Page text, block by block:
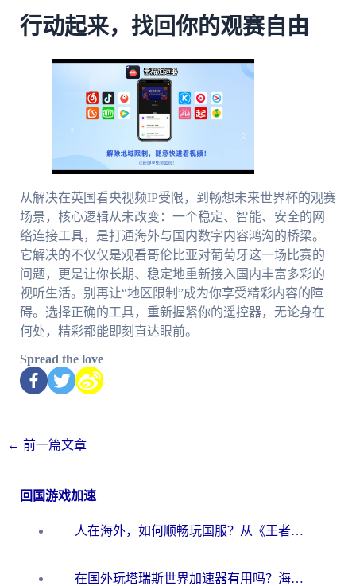
行动起来，找回你的观赛自由
从解决在英国看央视频IP受限，到畅想未来世界杯的观赛
场景，核心逻辑从未改变：一个稳定、智能、安全的网
络连接工具，是打通海外与国内数字内容鸿沟的桥梁。
它解决的不仅仅是观看哥伦比亚对葡萄牙这一场比赛的
问题，更是让你长期、稳定地重新接入国内丰富多彩的
视听生活。别再让“地区限制”成为你享受精彩内容的障
碍。选择正确的工具，重新握紧你的遥控器，无论身在
何处，精彩都能即刻直达眼前。
Spread the love
← 前一篇文章
回国游戏加速
人在海外，如何顺畅玩国服？从《王者荣耀》到《云图计划》的加速器终极指南
在国外玩塔瑞斯世界加速器有用吗？海外玩家亲测后的真实答案